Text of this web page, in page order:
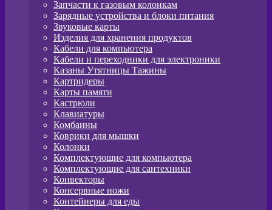
Запчасти к газовым колонкам
Зарядные устройства и блоки питания
Звуковые карты
Изделия для хранения продуктов
Кабели для компьютера
Кабели и переходники для электроники
Казаны Утятницы Тажины
Картридеры
Карты памяти
Кастрюли
Клавиатуры
Комбаины
Коврики для мышки
Колонки
Комплектующие для компьютера
Комплектующие для сантехники
Конвекторы
Консервные ножи
Контейнеры для еды